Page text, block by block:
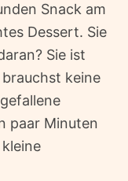
Snack am
Dessert. Sie
Sie ist
keine
paar Minuten